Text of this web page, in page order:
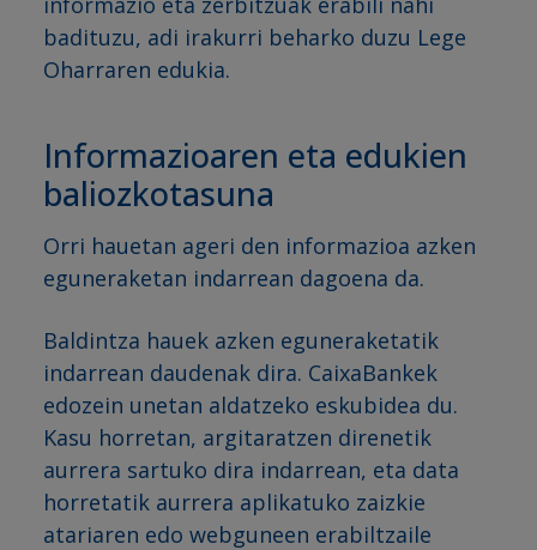
badituzu, adi irakurri beharko duzu Lege
Oharraren edukia.
Informazioaren eta edukien
baliozkotasuna
Orri hauetan ageri den informazioa azken
eguneraketan indarrean dagoena da.
Baldintza hauek azken eguneraketatik
indarrean daudenak dira. CaixaBankek
edozein unetan aldatzeko eskubidea du.
Kasu horretan, argitaratzen direnetik
aurrera sartuko dira indarrean, eta data
horretatik aurrera aplikatuko zaizkie
atariaren edo webguneen erabiltzaile